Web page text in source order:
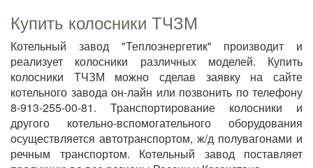
Купить колосники ТЧЗМ
Котельный завод "Теплоэнергетик" производит и
реализует колосники различных моделей. Купить
колосники ТЧЗМ можно сделав заявку на сайте
котельного завода он-лайн или позвонить по телефону
8-913-255-00-81. Транспортирование колосники и
другого котельно-вспомогательного оборудования
осуществляется автотранспортом, ж/д полувагонами и
речным транспортом. Котельный завод поставляет